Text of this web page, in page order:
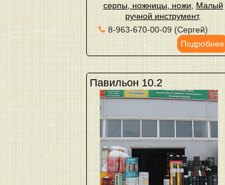
серпы, ножницы, ножи
Малый
ручной инструмент,
8-963-670-00-09 (Сергей)
Подробнее
Павильон 10.2